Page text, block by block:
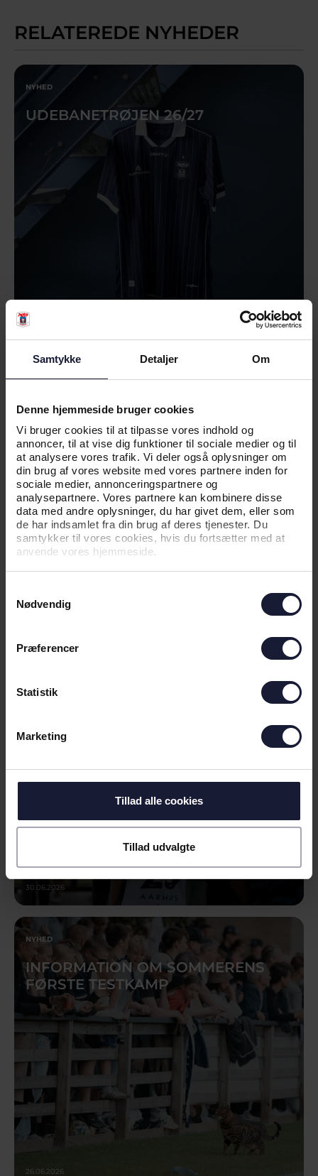
Samtykke Detaljer Om
Denne hjemmeside bruger cookies
Vi bruger cookies til at tilpasse vores indhold og
annoncer, til at vise dig funktioner til sociale medier og til
at analysere vores trafik. Vi deler også oplysninger om
din brug af vores website med vores partnere inden for
sociale medier, annonceringspartnere og
analysepartnere. Vores partnere kan kombinere disse
data med andre oplysninger, du har givet dem, eller som
de har indsamlet fra din brug af deres tjenester. Du
samtykker til vores cookies, hvis du fortsætter med at
anvende vores hjemmeside.
Nødvendig
Præferencer
Statistik
Marketing
Tillad alle cookies
Tillad udvalgte
RELATEREDE NYHEDER
NYHED
UDEBANETRØJEN 26/27
03.07.2026
UDEBANETRØJEN 26/27
01.07.2026
NYHED
INFORMATION OM TESTKAMP PÅ
SØNDAG
30.06.2026
NYHED
INFORMATION OM SOMMERENS
FØRSTE TESTKAMP
26.06.2026